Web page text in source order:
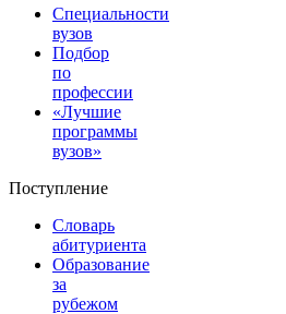
Специальности
вузов
Подбор
по
профессии
«Лучшие
программы
вузов»
Поступление
Словарь
абитуриента
Образование
за
рубежом